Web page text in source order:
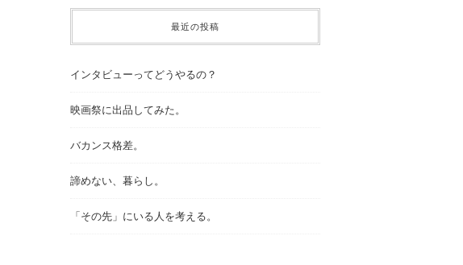
最近の投稿
インタビューってどうやるの？
映画祭に出品してみた。
バカンス格差。
諦めない、暮らし。
「その先」にいる人を考える。